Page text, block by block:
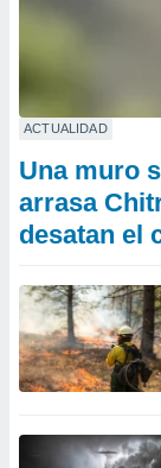
ACTUALIDAD
Una muro
arrasa
desatan el